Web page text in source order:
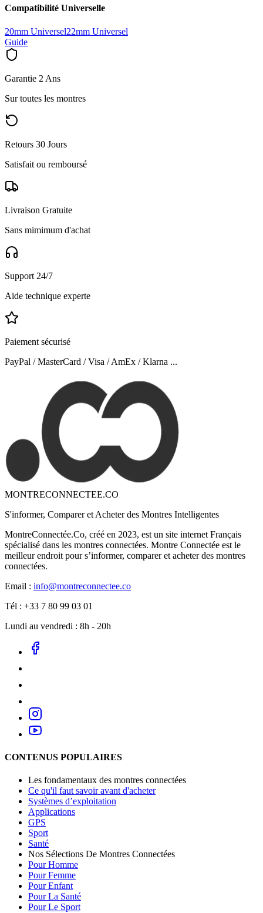
Compatibilité Universelle
20mm Universel22mm Universel
Guide
Garantie 2 Ans
Sur toutes les montres
Retours 30 Jours
Satisfait ou remboursé
Livraison Gratuite
Sans mimimum d'achat
Support 24/7
Aide technique experte
Paiement sécurisé
PayPal / MasterCard / Visa / AmEx / Klarna ...
MONTRECONNECTEE.CO
S'informer, Comparer et Acheter des Montres Intelligentes
MontreConnectée.Co, créé en 2023, est un site internet Français
spécialisé dans les montres connectées. Montre Connectée est le
meilleur endroit pour s’informer, comparer et acheter des montres
connectées.
Email : info@montreconnectee.co
Tél : +33 7 80 99 03 01
Lundi au vendredi : 8h - 20h
CONTENUS POPULAIRES
Les fondamentaux des montres connectées
Ce qu'il faut savoir avant d'acheter
Systèmes d’exploitation
Applications
GPS
Sport
Santé
Nos Sélections De Montres Connectées
Pour Homme
Pour Femme
Pour Enfant
Pour La Santé
Pour Le Sport